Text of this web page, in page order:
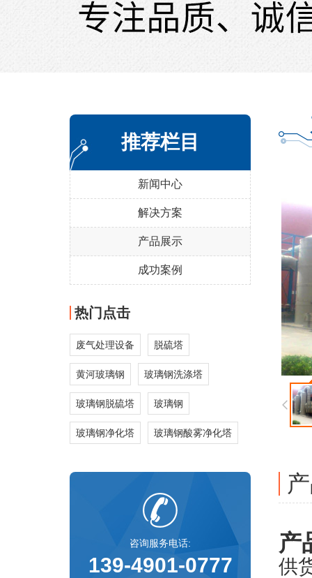
推荐栏目
新闻中心
解决方案
产品展示
成功案例
热门点击
废气处理设备 脱硫塔
黄河玻璃钢 玻璃钢洗涤塔
玻璃钢脱硫塔 玻璃钢
玻璃钢净化塔 玻璃钢酸雾净化塔
咨询服务电话:
139-4901-0777
产
供